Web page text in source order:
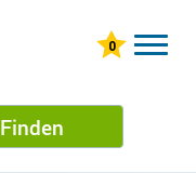
Finden